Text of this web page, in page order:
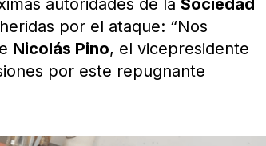
autoridades de laSociedad
por el ataque: “Nos
Nicolás Pino, el vicepresidente
por este repugnante